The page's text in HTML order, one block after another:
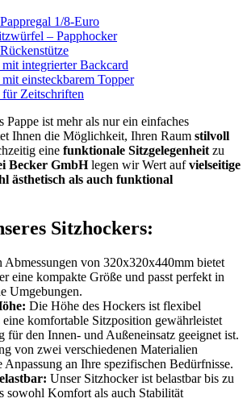
1/8-Euro
– Papphocker
integrierter Backcard
einsteckbarem Topper
Zeitschriften
Pappe ist mehr als nur ein einfaches
Ihnen die Möglichkeit, Ihren Raum stilvoll
eine funktionale Sitzgelegenheit zu
Becker GmbHlegen wir Wert aufvielseitige
ästhetisch als auch funktional
Sitzhockers:
Abmessungen von 320x320x440mm bietet
eine kompakte Größe und passt perfekt in
Umgebungen.
Die Höhe des Hockers ist flexibel
eine komfortable Sitzposition gewährleistet
für den Innen- und Außeneinsatz geeignet ist.
von zwei verschiedenen Materialien
Anpassung an Ihre spezifischen Bedürfnisse.
Unser Sitzhocker ist belastbar bis zu
sowohl Komfort als auch Stabilität